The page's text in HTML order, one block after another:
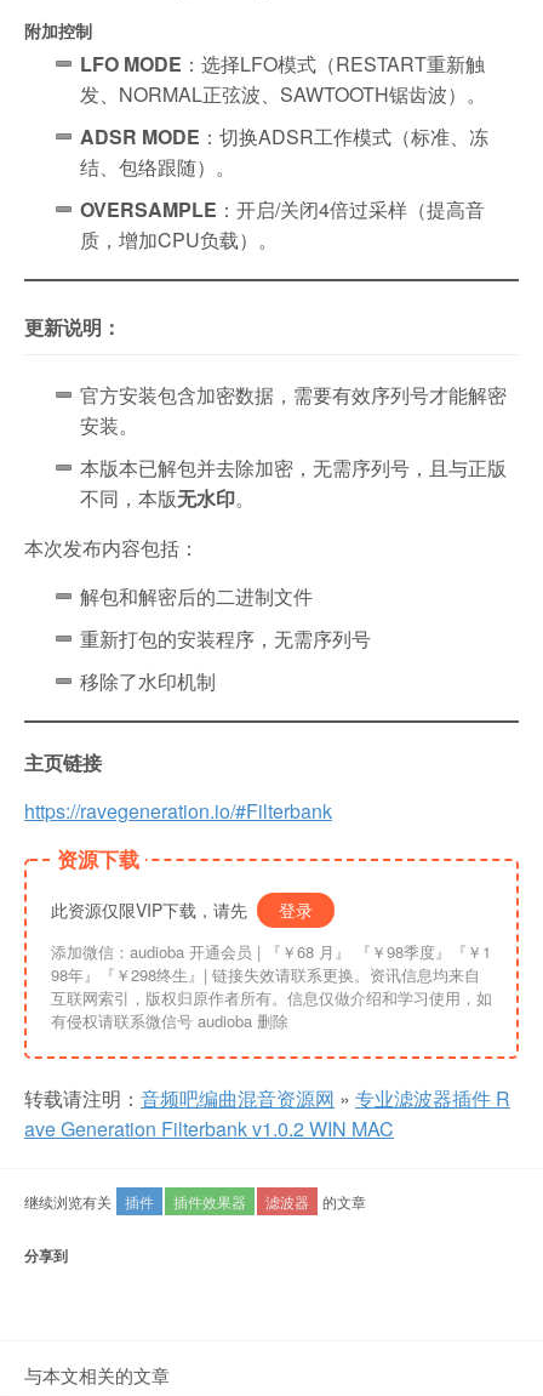
附加控制
LFO MODE ：选择LFO模式（RESTART重新触
发、NORMAL正弦波、SAWTOOTH锯齿波）。
ADSR MODE ：切换ADSR工作模式（标准、冻
结、包络跟随）。
OVERSAMPLE ：开启/关闭4倍过采样（提高音
质，增加CPU负载）。
更新说明：
官方安装包含加密数据，需要有效序列号才能解密
安装。
本版本已解包并去除加密，无需序列号，且与正版
不同，本版无水印。
本次发布内容包括：
解包和解密后的二进制文件
重新打包的安装程序，无需序列号
移除了水印机制
主页链接
https://ravegeneration.io/#Filterbank
资源下载
此资源仅限VIP下载，请先 登录
添加微信：audioba 开通会员 | 『￥68 月』 『￥98季度』『￥1
98年』『￥298终生』| 链接失效请联系更换。资讯信息均来自
互联网索引，版权归原作者所有。信息仅做介绍和学习使用，如
有侵权请联系微信号 audioba 删除
转载请注明： 音频吧编曲混音资源网 » 专业滤波器插件 R
ave Generation Filterbank v1.0.2 WIN MAC
继续浏览有关 插件 插件效果器 滤波器 的文章
分享到
与本文相关的文章